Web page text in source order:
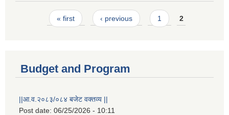
Pages« first ‹ previous 1 2
Budget and Program
||आ.व.२०८३/०८४ बजेट वक्तव्य ||
Post date: 06/25/2026 - 10:11